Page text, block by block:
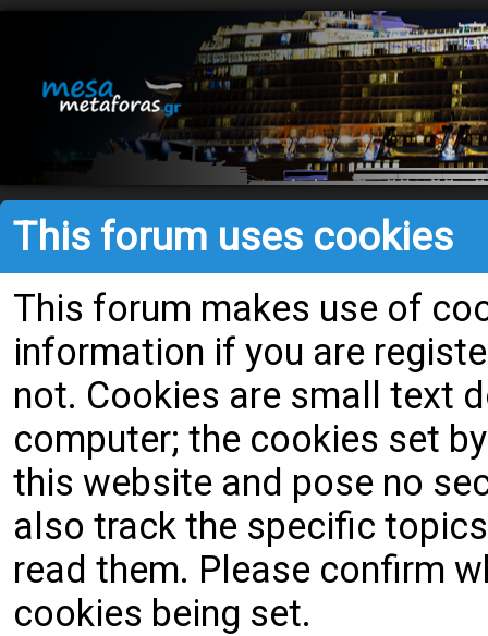
This forum uses cookies
This forum makes use of
information if you are
not. Cookies are small text
computer; the cookies set
this website and pose no
also track the specific
read them. Please confirm
cookies being set.